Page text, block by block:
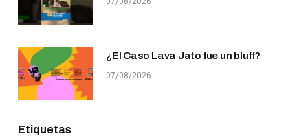
¿El Caso Lava Jato fue un bluff?
07/08/2026
Etiquetas